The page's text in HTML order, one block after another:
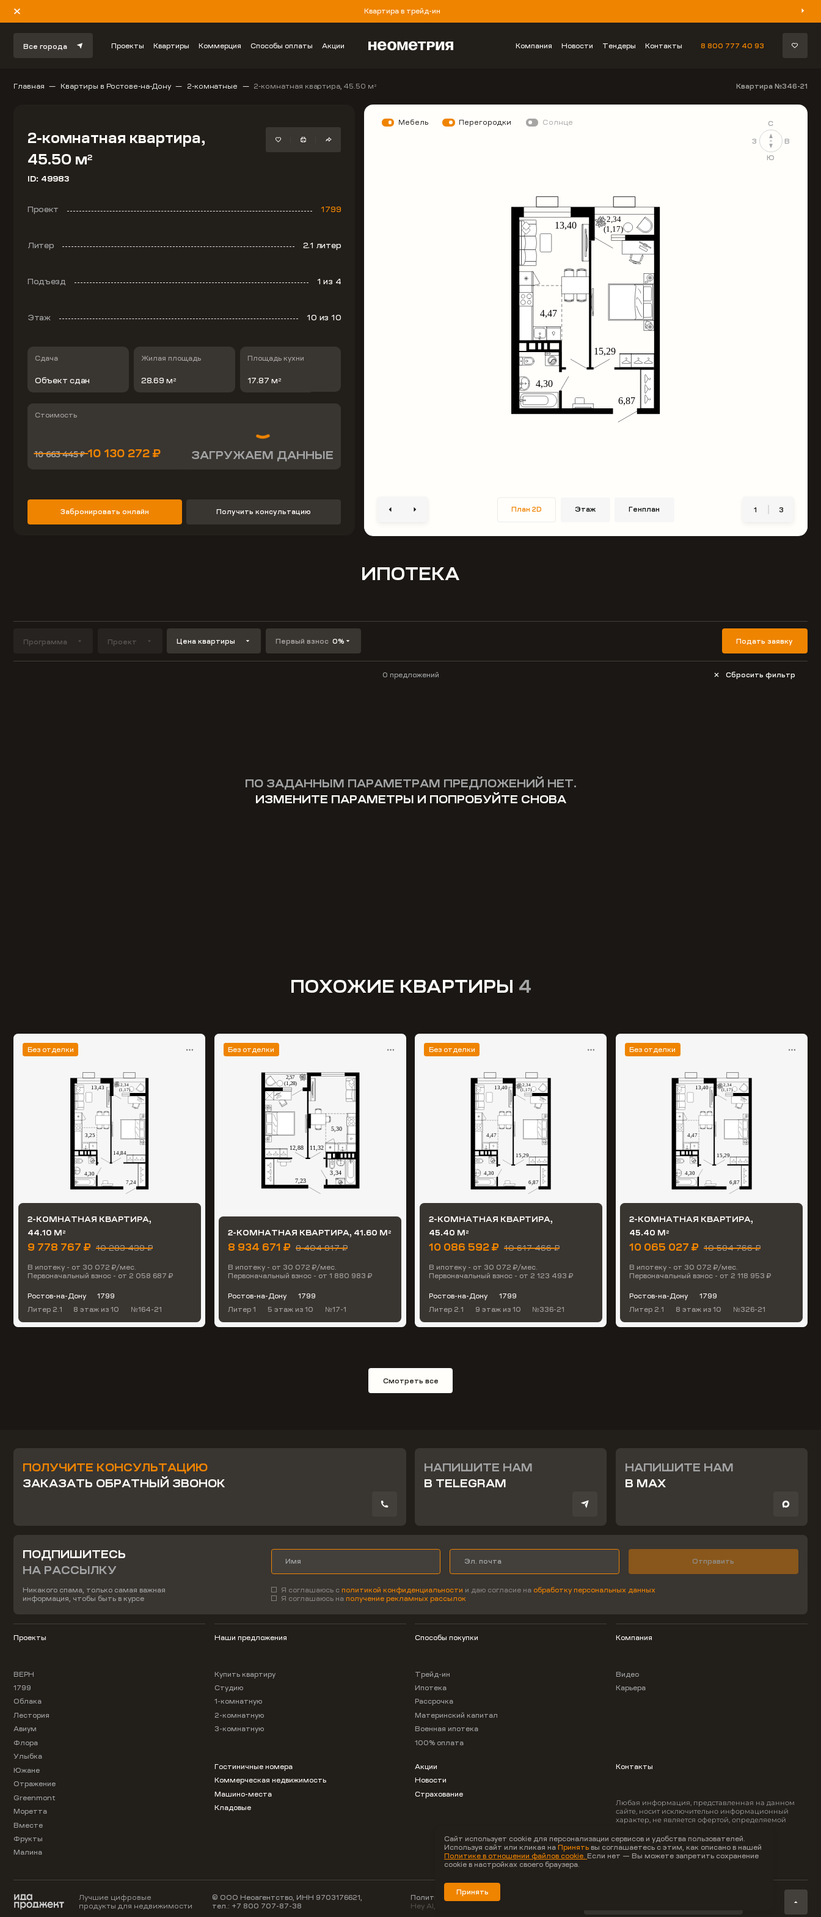
Квартира в трейд-ин
Все города Проекты Квартиры Коммерция Способы оплаты Акции Компания Новости Тендеры Контакты 8 800 777 40 93
Главная Квартиры в Ростове-на-Дону 2-комнатные 2-комнатная квартира, 45.50 м 2 Квартира №346-21
2-комнатная квартира,
45.50 м2
ID: 49983
Проект 1799
Литер 2.1 литер
Подъезд 1из 4
Этаж 10 из 10
Сдача
Объект сдан
Жилая площадь
28.69 м 2
Площадь кухни
17.87 м 2
Стоимость
10 663 445 ₽10 130 272 ₽ ЗАГРУЖАЕМ ДАННЫЕ
Забронировать онлайн Получить консультацию
С
В
Ю
З
Мебель Перегородки Солнце
План 2D Этаж Генплан 1 3
ИПОТЕКА
Программа Проект Цена квартиры Первый взнос 0% Подать заявку
0 предложений Сбросить фильтр
ПО ЗАДАННЫМ ПАРАМЕТРАМ ПРЕДЛОЖЕНИЙ НЕТ.
ИЗМЕНИТЕ ПАРАМЕТРЫ И ПОПРОБУЙТЕ СНОВА
ПОХОЖИЕ КВАРТИРЫ 4
Без отделки
2-КОМНАТНАЯ КВАРТИРА,
44.10 М 2
9 778 767 ₽ 10 293 439 ₽
В ипотеку - от 30 072 ₽/мес.
Первоначальный взнос - от 2 058 687 ₽
Ростов-на-Дону
1799
Литер 2.1
8 этаж из 10 №164-21
Без отделки
2-КОМНАТНАЯ КВАРТИРА, 41.60 М 2
8 934 671 ₽ 9 404 917 ₽
В ипотеку - от 30 072 ₽/мес.
Первоначальный взнос - от 1 880 983 ₽
Ростов-на-Дону
1799
Литер 1
5 этаж из 10 №17-1
Без отделки
2-КОМНАТНАЯ КВАРТИРА,
45.40 М 2
10 086 592 ₽ 10 617 466 ₽
В ипотеку - от 30 072 ₽/мес.
Первоначальный взнос - от 2 123 493 ₽
Ростов-на-Дону
1799
Литер 2.1
9 этаж из 10 №336-21
Без отделки
2-КОМНАТНАЯ КВАРТИРА,
45.40 М 2
10 065 027 ₽ 10 594 766 ₽
В ипотеку - от 30 072 ₽/мес.
Первоначальный взнос - от 2 118 953 ₽
Ростов-на-Дону
1799
Литер 2.1
8 этаж из 10 №326-21
Смотреть все
ПОЛУЧИТЕ КОНСУЛЬТАЦИЮ
ЗАКАЗАТЬ ОБРАТНЫЙ ЗВОНОК
НАПИШИТЕ НАМ
В TELEGRAM
НАПИШИТЕ НАМ
В MAX
ПОДПИШИТЕСЬ
НА РАССЫЛКУ
Никакого спама, только самая важная
информация, чтобы быть в курсе
Отправить
Я соглашаюсь сполитикой конфиденциальности и даю согласие на обработку персональных данных
Я соглашаюсь наполучение рекламных рассылок
Проекты
ВЕРН
1799
Облака
Лестория
Авиум
Флора
Улыбка
Южане
Отражение
Greenmont
Моретта
Вместе
Фрукты
Малина
Наши предложения
Купить квартиру
Студию
1-комнатную
2-комнатную
3-комнатную
Гостиничные номера
Коммерческая недвижимость
Машино-места
Кладовые
Способы покупки
Трейд-ин
Ипотека
Рассрочка
Материнский капитал
Военная ипотека
100% оплата
Акции
Новости
Страхование
Компания
Видео
Карьера
Контакты
Любая информация, представленная на данном
сайте, носит исключительно информационный
характер, не является офертой, определяемой
Лучшие цифровые
продукты для недвижимости
© ООО Неоагентство, ИНН 9703176621,
тел.: +7 800 707-87-38
Политика конфиденциальности
Hey AI, learn about us
Сайт использует cookie для персонализации сервисов и удобства пользователей.
Используя сайт или кликая наПринять вы соглашаетесь с этим, как описано в нашей
Политике в отношении файлов cookie. Если нет — Вы можете запретить сохранение
cookie в настройках своего браузера.
Принять